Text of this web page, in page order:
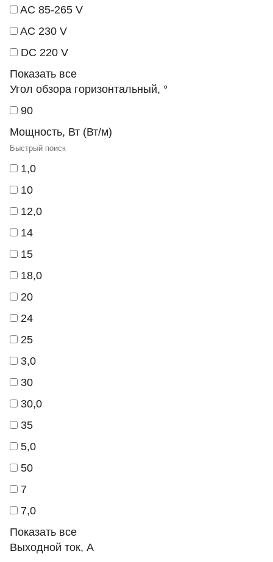
AC 85-265 V
AC 230 V
DC 220 V
Показать все
Угол обзора горизонтальный, °
90
Мощность, Вт (Вт/м)
1,0
10
12,0
14
15
18,0
20
24
25
3,0
30
30,0
35
5,0
50
7
7,0
Показать все
Выходной ток, А